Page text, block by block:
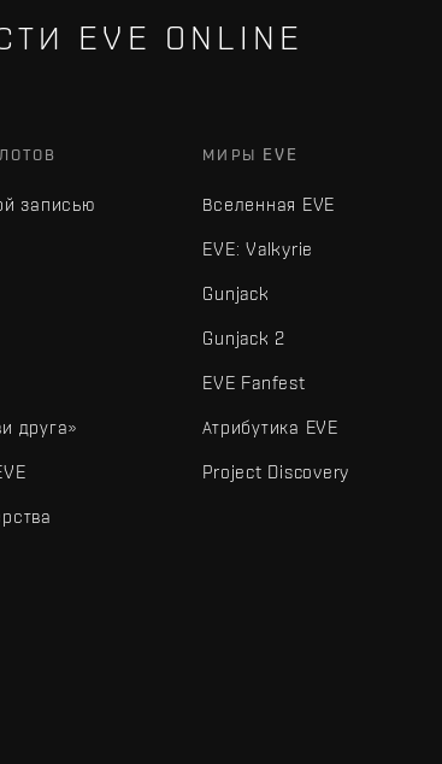
EVE ONLINE
записью
друга»
МИРЫ EVE
Вселенная EVE
EVE: Valkyrie
Gunjack
Gunjack 2
EVE Fanfest
Атрибутика EVE
Project Discovery